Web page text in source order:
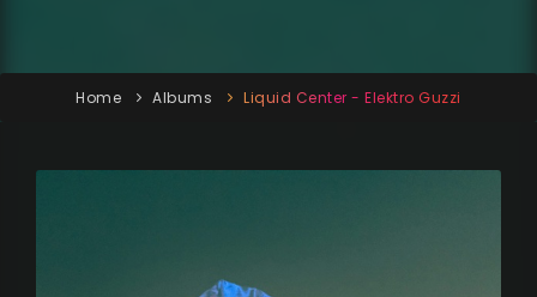
Home Albums Liquid Center - Elektro Guzzi